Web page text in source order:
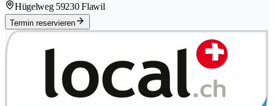
Hügelweg 59230 Flawil
Termin reservieren